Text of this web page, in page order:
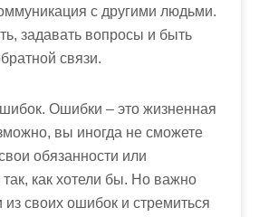
с другими людьми.
задавать вопросы и быть
связи.
Ошибки – это жизненная
вы иногда не сможете
обязанности или
так, как хотели бы. Но важно
из своих ошибок и стремиться